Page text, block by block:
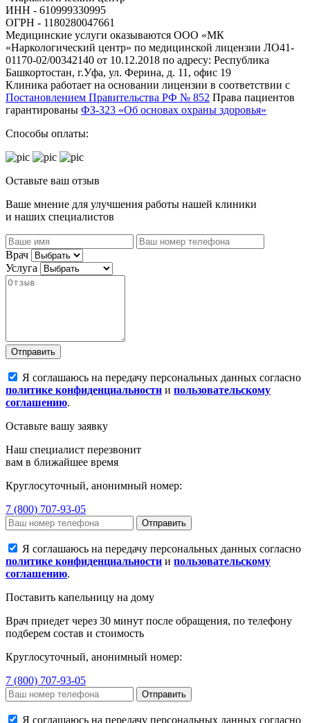
ИНН - 610999330995
ОГРН - 1180280047661
Медицинские услуги оказываются ООО «МК
«Наркологический центр» по медицинской лицензии ЛО41-
01170-02/00342140 от 10.12.2018 по адресу: Республика
Башкортостан, г.Уфа, ул. Ферина, д. 11, офис 19
Клиника работает на основании лицензии в соответствии с
Постановлением Правительства РФ № 852 Права пациентов
гарантированы ФЗ-323 «Об основах охраны здоровья»
Способы оплаты:
Оставьте ваш отзыв
Ваше мнение для улучшения работы нашей клиники
и наших специалистов
Врач
Услуга
Отправить
Я соглашаюсь на передачу персональных данных согласно
политике конфиденциальности и пользовательскому
соглашению.
Оставьте вашу заявку
Наш специалист перезвонит
вам в ближайшее время
Круглосуточный, анонимный номер:
7 (800) 707-93-05
Отправить
Я соглашаюсь на передачу персональных данных согласно
политике конфиденциальности и пользовательскому
соглашению.
Поставить капельницу на дому
Врач приедет через 30 минут после обращения, по телефону
подберем состав и стоимость
Круглосуточный, анонимный номер:
7 (800) 707-93-05
Отправить
Я соглашаюсь на передачу персональных данных согласно